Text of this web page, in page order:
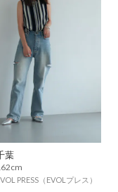
葉
PRESS（EVOLプレス）